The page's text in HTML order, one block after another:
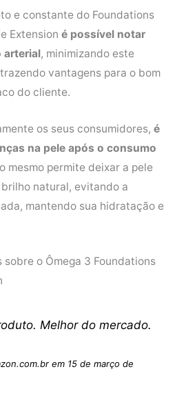
e constante do Foundations
Extension é possível notar
arterial, minimizando este
vantagens para o bom
do cliente.
os seus consumidores, é
na pele após o consumo
mesmo permite deixar a pele
natural, evitando a
mantendo sua hidratação e
o Ômega 3 Foundations
Melhor do mercado.
em 15 de março de